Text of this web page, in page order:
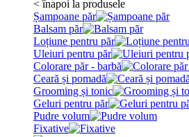
< înapoi la produsele
Șampoane păr
Balsam păr
Loțiune pentru păr
Uleiuri pentru păr
Colorare păr - barbă
Ceară și pomadă
Grooming și tonic
Geluri pentru păr
Pudre volum
Fixative